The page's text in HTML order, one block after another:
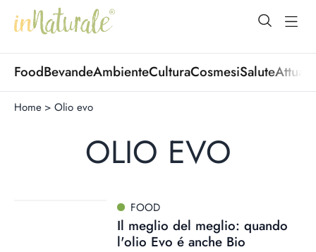
open
FoodBevandeAmbienteCulturaCosmesiSalute
Home > Olio evo
OLIO EVO
FOOD
Il meglio del meglio: quando
l'olio Evo é anche Bio